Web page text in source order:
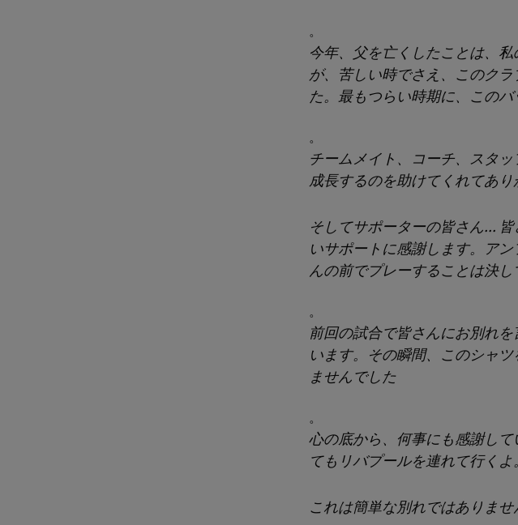
。
今年、父を亡くしたことは、
が、苦しい時でさえ、このク
た。最もつらい時期に、この
。
チームメイト、コーチ、スタ
成長するのを助けてくれてあり
そしてサポーターの皆さん...
いサポートに感謝します。ア
んの前でプレーすることは決
。
前回の試合で皆さんにお別れ
います。その瞬間、このシャ
ませんでした
。
心の底から、何事にも感謝し
てもリバプールを連れて行くよ。
これは簡単な別れではありま